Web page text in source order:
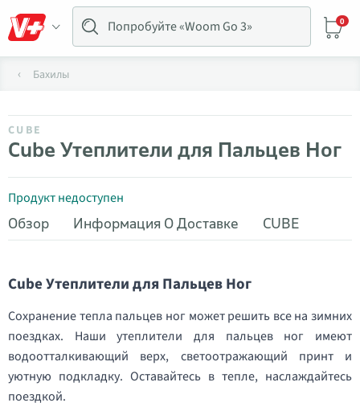
0
Бахилы
CUBE
Cube Утеплители для Пальцев Ног
Продукт недоступен
Обзор
Информация О Доставке CUBE
Cube Утеплители для Пальцев Ног
Сохранение тепла пальцев ног может решить все на зимних
поездках. Наши утеплители для пальцев ног имеют
водоотталкивающий верх, светоотражающий принт и
уютную подкладку. Оставайтесь в тепле, наслаждайтесь
поездкой.